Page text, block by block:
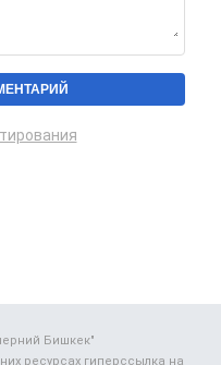
Бишкек"
ресурсах гиперссылка на